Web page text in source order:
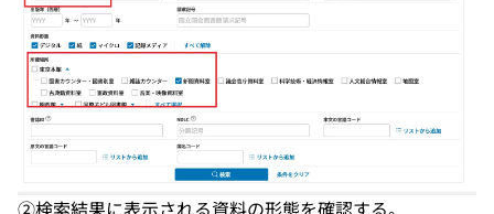
②検索結果に表示される資料の形態を確認する。